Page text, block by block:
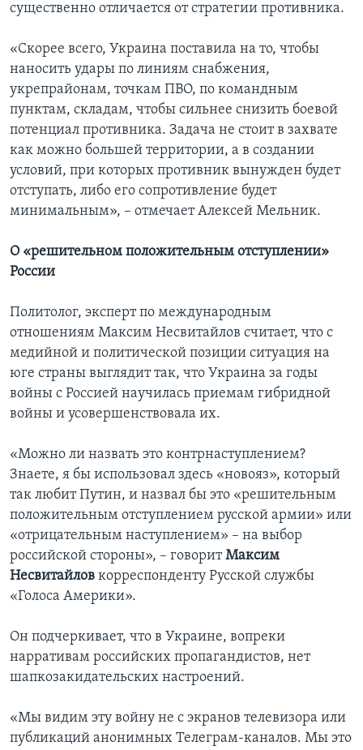
существенно отличается от стратегии противника.
«Скорее всего, Украина поставила на то, чтобы
наносить удары по линиям снабжения,
укрепрайонам, точкам ПВО, по командным
пунктам, складам, чтобы сильнее снизить боевой
потенциал противника. Задача не стоит в захвате
как можно большей территории, а в создании
условий, при которых противник вынужден будет
отступать, либо его сопротивление будет
минимальным», – отмечает Алексей Мельник.
О «решительном положительным отступлении»
России
Политолог, эксперт по международным
отношениям Максим Несвитайлов считает, что с
медийной и политической позиции ситуация на
юге страны выглядит так, что Украина за годы
войны с Россией научилась приемам гибридной
войны и усовершенствовала их.
«Можно ли назвать это контрнаступлением?
Знаете, я бы использовал здесь «новояз», который
так любит Путин, и назвал бы это «решительным
положительным отступлением русской армии» или
«отрицательным наступлением» – на выбор
российской стороны», – говоритМаксим
Несвитайлов корреспонденту Русской службы
«Голоса Америки».
Он подчеркивает, что в Украине, вопреки
нарративам российских пропагандистов, нет
шапкозакидательских настроений.
«Мы видим эту войну не с экранов телевизора или
публикаций анонимных Телеграм-каналов. Мы это